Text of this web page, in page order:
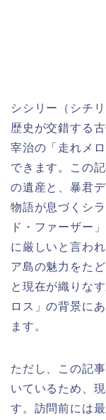
シシリー（シチ
歴史が交錯する
宰治の「走れメ
できます。この
の遺産と、暴君
物語が息づくシ
ド・ファーザー
に厳しいと言わ
ア島の魅力をた
と現在が織りな
ロス」の背景に
ます。
ただし、この記
いているため、
す。訪問前には